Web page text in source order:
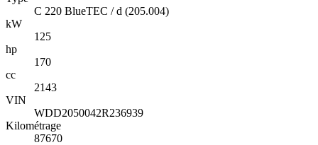
C 220 BlueTEC / d (205.004)
kW
125
hp
170
cc
2143
VIN
WDD2050042R236939
Kilométrage
87670